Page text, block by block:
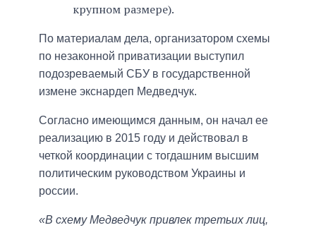
крупном размере).
По материалам дела, организатором схемы
по незаконной приватизации выступил
подозреваемый СБУ в государственной
измене экснардеп Медведчук.
Согласно имеющимся данным, он начал ее
реализацию в 2015 году и действовал в
четкой координации с тогдашним высшим
политическим руководством Украины и
россии.
«В схему Медведчук привлек третьих лиц,